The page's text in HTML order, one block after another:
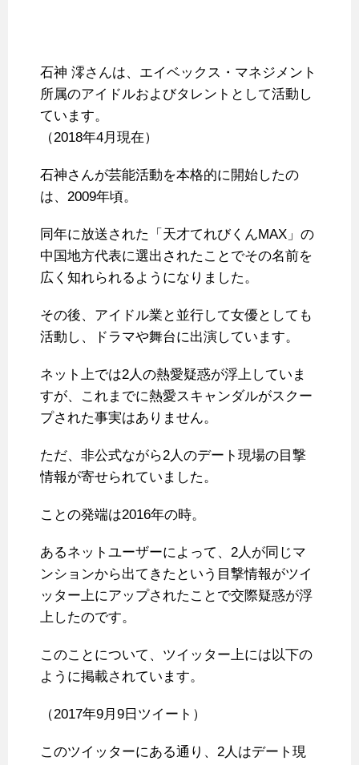
石神 澪さんは、エイベックス・マネジメント
所属のアイドルおよびタレントとして活動し
ています。
（2018年4月現在）
石神さんが芸能活動を本格的に開始したの
は、2009年頃。
同年に放送された「天才てれびくんMAX」の
中国地方代表に選出されたことでその名前を
広く知れられるようになりました。
その後、アイドル業と並行して女優としても
活動し、ドラマや舞台に出演しています。
ネット上では2人の熱愛疑惑が浮上していま
すが、これまでに熱愛スキャンダルがスクー
プされた事実はありません。
ただ、非公式ながら2人のデート現場の目撃
情報が寄せられていました。
ことの発端は2016年の時。
あるネットユーザーによって、2人が同じマ
ンションから出てきたという目撃情報がツイ
ッター上にアップされたことで交際疑惑が浮
上したのです。
このことについて、ツイッター上には以下の
ように掲載されています。
（2017年9月9日ツイート）
このツイッターにある通り、2人はデート現